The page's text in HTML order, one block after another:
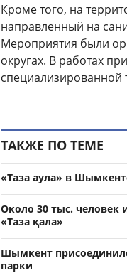
Кроме того, на
направленный на
Мероприятия были
округах. В работах
специализированной
ТАКЖЕ ПО ТЕМЕ
«Таза аула» в
Около 30 тыс. человек
«Таза қала»
Шымкент
парки